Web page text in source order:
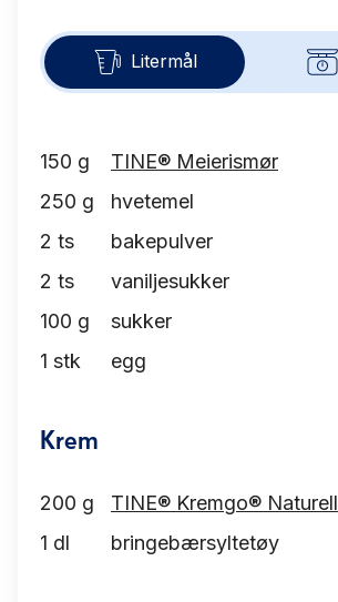
Litermål
150 g
TINE® Meierismør
250 g
hvetemel
2 ts
bakepulver
2 ts
vaniljesukker
100 g
sukker
1 stk egg
Krem
200 g
TINE® Kremgo® Naturell
1 dl bringebærsyltetøy